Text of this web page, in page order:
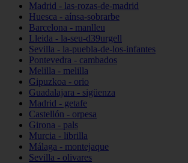
Madrid - las-rozas-de-madrid
Huesca - aínsa-sobrarbe
Barcelona - manlleu
Lleida - la-seu-d39urgell
Sevilla - la-puebla-de-los-infantes
Pontevedra - cambados
Melilla - melilla
Gipuzkoa - orio
Guadalajara - sigüenza
Madrid - getafe
Castellón - orpesa
Girona - pals
Murcia - librilla
Málaga - montejaque
Sevilla - olivares